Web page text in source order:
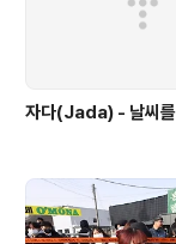
리나라에 시사하는 바가
자다(Jada) - 날씨를